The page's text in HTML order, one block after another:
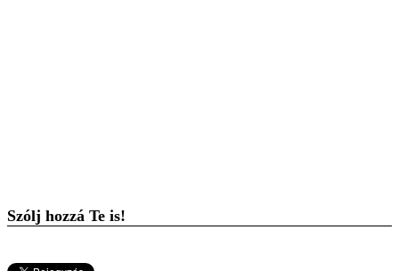
Szólj hozzá Te is!